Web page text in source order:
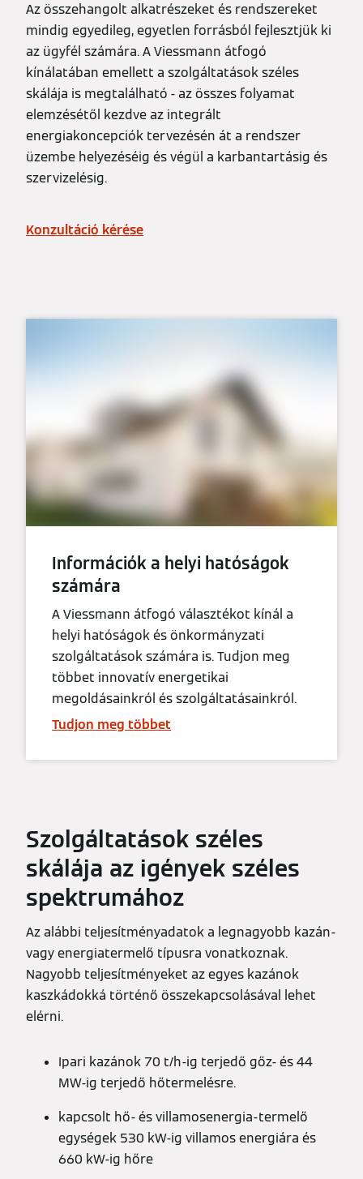
Az összehangolt alkatrészeket és rendszereket
mindig egyedileg, egyetlen forrásból fejlesztjük ki
az ügyfél számára. A Viessmann átfogó
kínálatában emellett a szolgáltatások széles
skálája is megtalálható - az összes folyamat
elemzésétől kezdve az integrált
energiakoncepciók tervezésén át a rendszer
üzembe helyezéséig és végül a karbantartásig és
szervizelésig.
Konzultáció kérése
Információk a helyi hatóságok
számára
A Viessmann átfogó választékot kínál a
helyi hatóságok és önkormányzati
szolgáltatások számára is. Tudjon meg
többet innovatív energetikai
megoldásainkról és szolgáltatásainkról.
Tudjon meg többet
Szolgáltatások széles
skálája az igények széles
spektrumához
Az alábbi teljesítményadatok a legnagyobb kazán-
vagy energiatermelő típusra vonatkoznak.
Nagyobb teljesítményeket az egyes kazánok
kaszkádokká történő összekapcsolásával lehet
elérni.
Ipari kazánok 70 t/h-ig terjedő gőz- és 44
MW-ig terjedő hőtermelésre.
kapcsolt hő- és villamosenergia-termelő
egységek 530 kW-ig villamos energiára és
660 kW-ig hőre